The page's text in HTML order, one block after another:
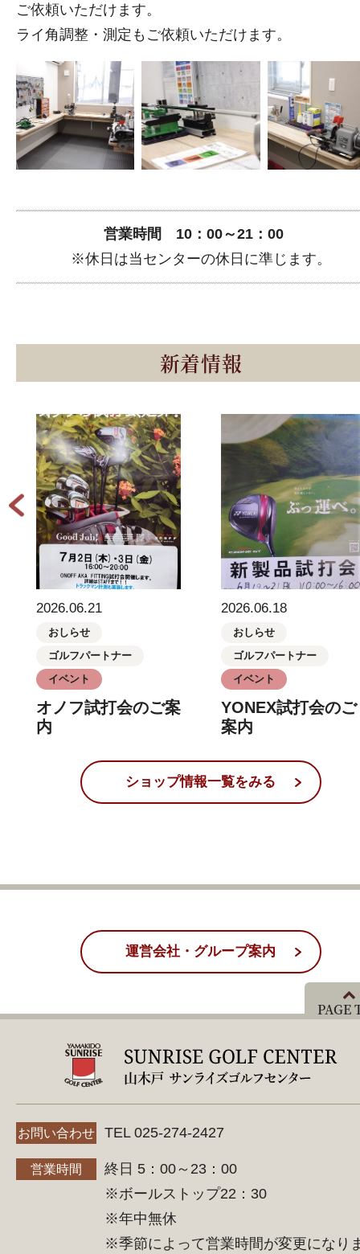
ご依頼いただけます。
ライ角調整・測定もご依頼いただけます。
営業時間 10：00～21：00
※休日は当センターの休日に準じます。
新着情報
2026.06.21
おしらせ
ゴルフパートナー
イベント
オノフ試打会のご案
内
2026.06.18
おしらせ
ゴルフパートナー
イベント
YONEX試打会のご
案内
ショップ情報一覧をみる
運営会社・グループ案内
PAGE
お問い合わせ TEL 025-274-2427
営業時間
終日 5：00～23：00
※ボールストップ22：30
※年中無休
※季節によって営業時間が変更になり